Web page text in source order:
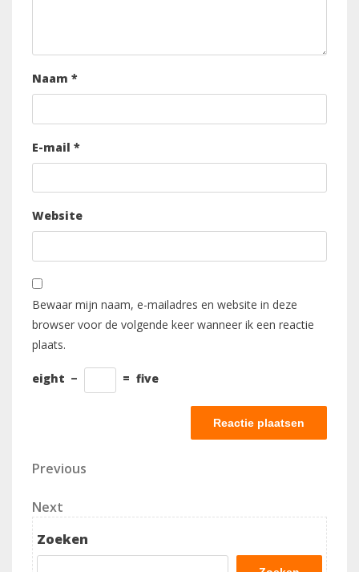
Naam *
E-mail *
Website
Bewaar mijn naam, e-mailadres en website in deze
browser voor de volgende keer wanneer ik een reactie
plaats.
eight − = five
Berichtnavigatie
Previous
Previous
Next
Post
Next
Zoeken